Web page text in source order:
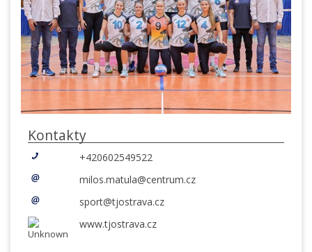
Kontakty
+420602549522
milos.matula@centrum.cz
sport@tjostrava.cz
www.tjostrava.cz